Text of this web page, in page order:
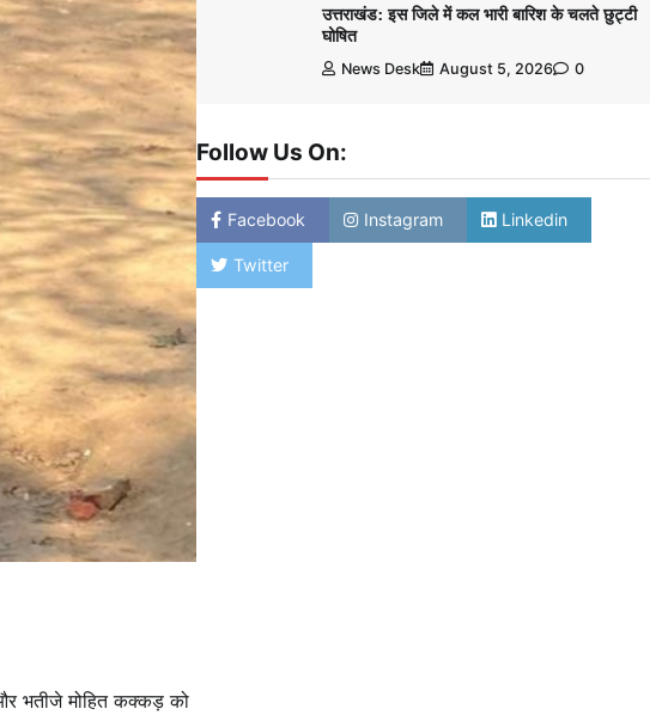
भतीजे मोहित कक्कड़ को
उत्तराखंड: इस जिले में कल भारी बारिश के चलते छुट्टी
घोषित
News Desk August 5, 2026 0
Follow Us On:
Facebook Instagram Linkedin
Twitter